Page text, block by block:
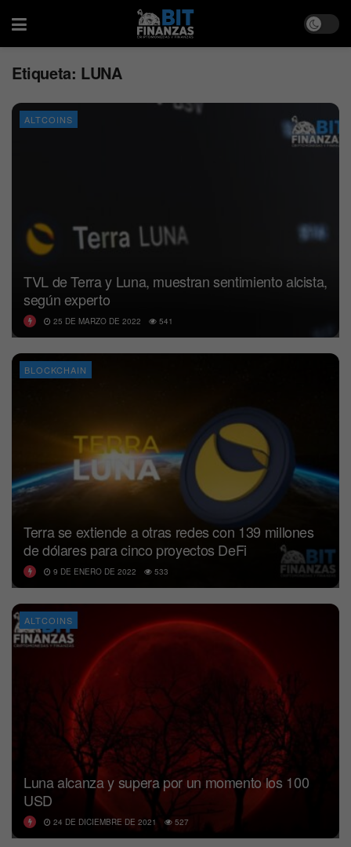
Etiqueta: LUNA
ALTCOINS
TVL de Terra y Luna, muestran sentimiento alcista,
según experto
25 DE MARZO DE 2022 541
BLOCKCHAIN
Terra se extiende a otras redes con 139 millones
de dólares para cinco proyectos DeFi
9 DE ENERO DE 2022 533
ALTCOINS
Luna alcanza y supera por un momento los 100
USD
24 DE DICIEMBRE DE 2021 527